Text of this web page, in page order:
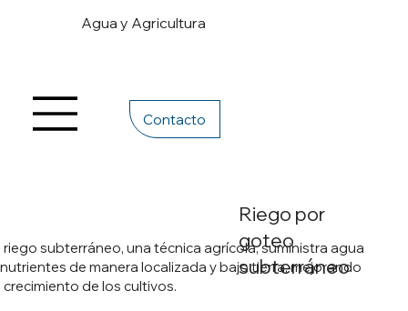
Agua y Agricultura
Contacto
Riego por
goteo
subterráneo
riego subterráneo, una técnica agrícola, suministra agua
de manera localizada y bajo tierra, mejorando
crecimiento de los cultivos.